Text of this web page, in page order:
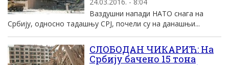
Ваздушни напади НАТО снага на
Србију, односно тадашњу СРЈ, почели су на данашњи...
СЛОБОДАН ЧИКАРИЋ: На
Србију бачено 15 тона